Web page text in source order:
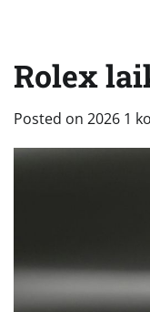
Rolex
Posted on 2026 1